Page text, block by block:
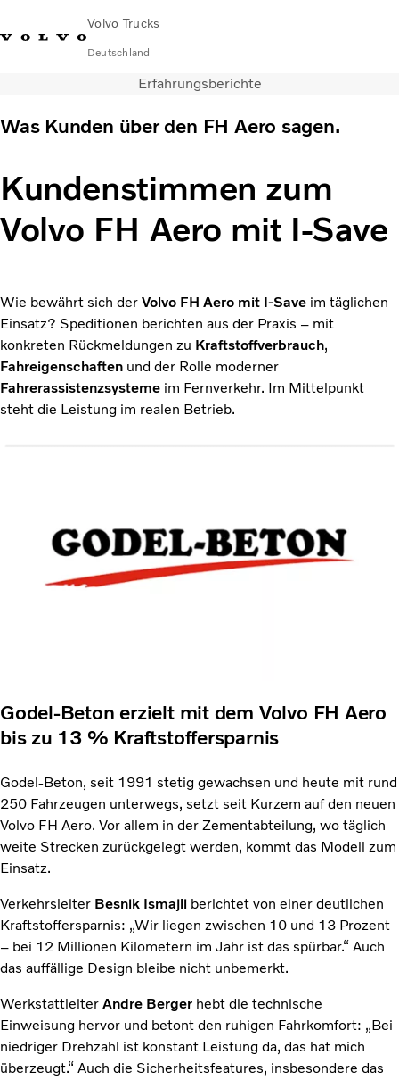
Volvo Trucks
Deutschland
EinloggenLkw-KonfiguratorDeutschland
Transportlösungen
Services
Händler & Werkstätten
News
Technisches
Erfahrungsberichte
Was Kunden über den FH Aero sagen.
Kundenstimmen zum
Volvo FH Aero mit I-Save
Wie bewährt sich der Volvo FH Aero mit I-Save im täglichen
Einsatz? Speditionen berichten aus der Praxis – mit
konkreten Rückmeldungen zu Kraftstoffverbrauch,
Fahreigenschaften und der Rolle moderner
Fahrerassistenzsysteme im Fernverkehr. Im Mittelpunkt
steht die Leistung im realen Betrieb.
Godel-Beton erzielt mit dem Volvo FH Aero
bis zu 13 % Kraftstoffersparnis
Godel-Beton, seit 1991 stetig gewachsen und heute mit rund
250 Fahrzeugen unterwegs, setzt seit Kurzem auf den neuen
Volvo FH Aero. Vor allem in der Zementabteilung, wo täglich
weite Strecken zurückgelegt werden, kommt das Modell zum
Einsatz.
Verkehrsleiter Besnik Ismajli berichtet von einer deutlichen
Kraftstoffersparnis: „Wir liegen zwischen 10 und 13 Prozent
– bei 12 Millionen Kilometern im Jahr ist das spürbar.“ Auch
das auffällige Design bleibe nicht unbemerkt.
Werkstattleiter Andre Berger hebt die technische
Einweisung hervor und betont den ruhigen Fahrkomfort: „Bei
niedriger Drehzahl ist konstant Leistung da, das hat mich
überzeugt.“ Auch die Sicherheitsfeatures, insbesondere das